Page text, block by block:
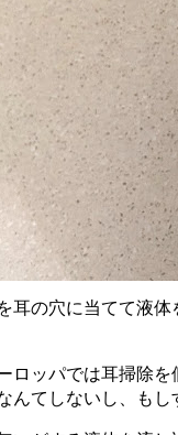
耳の穴に当てて液
ロッパでは耳掃除
んてしないし、も